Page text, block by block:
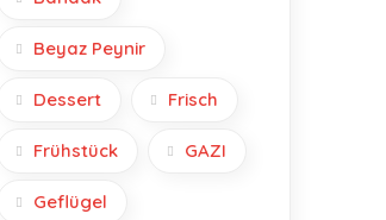
Beyaz Peynir
Dessert Frisch
Frühstück GAZI
Geflügel